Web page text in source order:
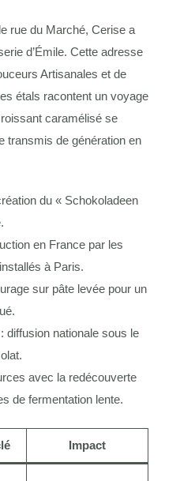
rue du Marché, Cerise a
d’Émile. Cette adresse
Artisanales et de
étals racontent un voyage
caramélisé se
transmis de génération en
du « Schokoladeen
en France par les
à Paris.
sur pâte levée pour un
diffusion nationale sous le
avec la redécouverte
de fermentation lente.
Impact